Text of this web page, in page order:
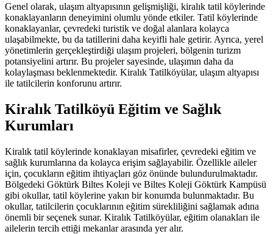
Genel olarak, ulaşım altyapısının gelişmişliği, kiralık tatil köylerinde
konaklayanların deneyimini olumlu yönde etkiler. Tatil köylerinde
konaklayanlar, çevredeki turistik ve doğal alanlara kolayca
ulaşabilmekte, bu da tatillerini daha keyifli hale getirir. Ayrıca, yerel
yönetimlerin gerçekleştirdiği ulaşım projeleri, bölgenin turizm
potansiyelini artırır. Bu projeler sayesinde, ulaşımın daha da
kolaylaşması beklenmektedir. Kiralık Tatilköyülar, ulaşım altyapısı
ile tatilcilerin konforunu artırır.
Kiralık Tatilköyü Eğitim ve Sağlık
Kurumları
Kiralık tatil köylerinde konaklayan misafirler, çevredeki eğitim ve
sağlık kurumlarına da kolayca erişim sağlayabilir. Özellikle aileler
için, çocukların eğitim ihtiyaçları göz önünde bulundurulmaktadır.
Bölgedeki Göktürk Biltes Koleji ve Biltes Koleji Göktürk Kampüsü
gibi okullar, tatil köylerine yakın bir konumda bulunmaktadır. Bu
okullar, tatilcilerin çocuklarının eğitim sürekliliğini sağlamak adına
önemli bir seçenek sunar. Kiralık Tatilköyülar, eğitim olanakları ile
ailelerin tercih ettiği mekanlar arasında yer alır.